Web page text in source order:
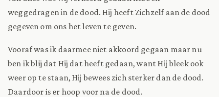
weggedragen in de dood. Hij heeft Zichzelf aan de dood
gegeven om ons het leven te geven.
Vooraf was ik daarmee niet akkoord gegaan maar nu
ben ik blij dat Hij dat heeft gedaan, want Hij bleek ook
weer op te staan, Hij bewees zich sterker dan de dood.
Daardoor is er hoop voor na de dood.